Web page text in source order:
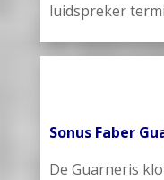
luidspreker
Sonus Faber
De Guarneris